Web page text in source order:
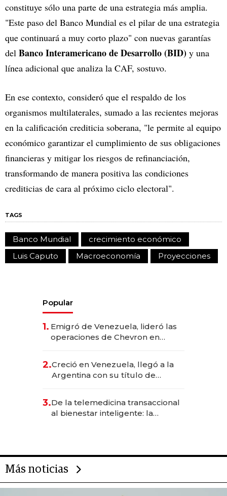
constituye sólo una parte de una estrategia más amplia.
"Este paso del Banco Mundial es el pilar de una estrategia
que continuará a muy corto plazo" con nuevas garantías
del Banco Interamericano de Desarrollo (BID) y una
línea adicional que analiza la CAF, sostuvo.
En ese contexto, consideró que el respaldo de los
organismos multilaterales, sumado a las recientes mejoras
en la calificación crediticia soberana, "le permite al equipo
económico garantizar el cumplimiento de sus obligaciones
financieras y mitigar los riesgos de refinanciación,
transformando de manera positiva las condiciones
crediticias de cara al próximo ciclo electoral".
TAGS
Banco Mundial
crecimiento económico
Luis Caputo
Macroeconomía Proyecciones
Popular
1. Emigró de Venezuela, lideró las
operaciones de Chevron en
2.Creció en Venezuela, llegó a la
Argentina con su título de
las marcas "fast premium"
3.De la telemedicina transaccional
al bienestar inteligente: la
Más noticias